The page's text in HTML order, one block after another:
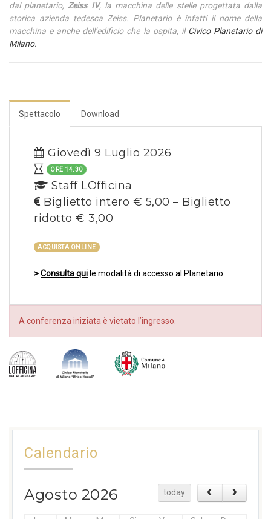
dal planetario,Zeiss IV, la macchina delle stelle progettata dalla
storica azienda tedesca Zeiss. Planetario è infatti il nome della
macchina e anche dell’edificio che la ospita, il Civico Planetario di
Milano.
Spettacolo Download
Giovedì 9 Luglio 2026
ORE 14.30
Staff LOfficina
Biglietto intero € 5,00 – Biglietto
ridotto € 3,00
ACQUISTA ONLINE
>Consulta qui le modalità di accesso al Planetario
A conferenza iniziata è vietato l’ingresso.
Calendario
Agosto 2026 today